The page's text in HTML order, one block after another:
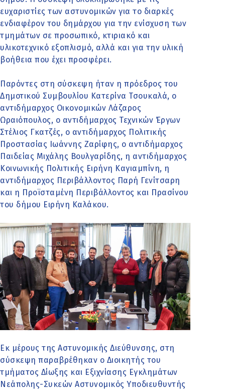
ευχαριστίες των αστυνομικών για το διαρκές
ενδιαφέρον του δημάρχου για την ενίσχυση των
τμημάτων σε προσωπικό, κτιριακό και
υλικοτεχνικό εξοπλισμό, αλλά και για την υλική
βοήθεια που έχει προσφέρει.
Παρόντες στη σύσκεψη ήταν η πρόεδρος του
Δημοτικού Συμβουλίου Κατερίνα Τσουκαλά, ο
αντιδήμαρχος Οικονομικών Λάζαρος
Ωραιόπουλος, ο αντιδήμαρχος Τεχνικών Έργων
Στέλιος Γκατζές, ο αντιδήμαρχος Πολιτικής
Προστασίας Ιωάννης Ζαρίφης, ο αντιδήμαρχος
Παιδείας Μιχάλης Βουλγαρίδης, η αντιδήμαρχος
Κοινωνικής Πολιτικής Ειρήνη Καγιαμπίνη, η
αντιδήμαρχος Περιβάλλοντος Παρή Γενίτσαρη
και η Προϊσταμένη Περιβάλλοντος και Πρασίνου
του δήμου Ειρήνη Καλάκου.
Εκ μέρους της Αστυνομικής Διεύθυνσης, στη
σύσκεψη παραβρέθηκαν ο Διοικητής του
τμήματος Δίωξης και Εξιχνίασης Εγκλημάτων
Νεάπολης-Συκεών Αστυνομικός Υποδιευθυντής